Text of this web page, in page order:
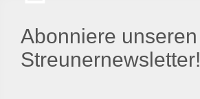
Abonniere unseren
Streunernewsletter!